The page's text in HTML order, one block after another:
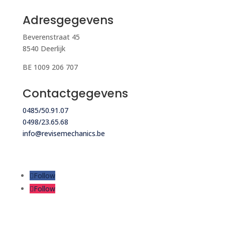
Adresgegevens
Beverenstraat 45
8540 Deerlijk
BE 1009 206 707
Contactgegevens
0485/50.91.07
0498/23.65.68
info@revisemechanics.be
Follow
Follow